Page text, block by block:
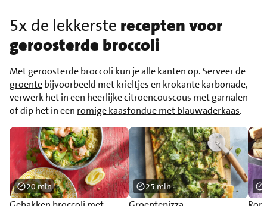
5x de lekkerste recepten voor
geroosterde broccoli
Met geroosterde broccoli kun je alle kanten op. Serveer de
groentebijvoorbeeld met krieltjes en krokante karbonade,
verwerk het in een heerlijke citroencouscous met garnalen
of dip het in een romige kaasfondue met blauwaderkaas.
20 min 25 min